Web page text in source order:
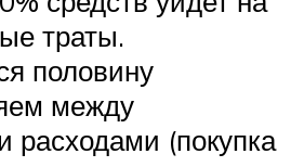
траты.
половину
между
(покупка